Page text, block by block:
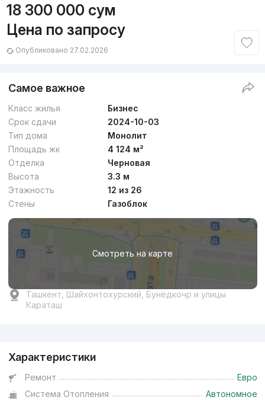
18 300 000 сум
Цена по запросу
Опубликовано 27.02.2026
Самое важное
Класс жилья
Бизнес
Срок сдачи
2024-10-03
Тип дома
Монолит
Площадь жк
4 124 м²
Отделка
Черновая
Высота
3.3 м
Этажность
12 из 26
Стены
Газоблок
Смотреть на карте
Ташкент, Шайхонтохурский, Бунёдкочр и улицы
Караташ
Характеристики
Ремонт
Евро
Система Отопления
Автономное